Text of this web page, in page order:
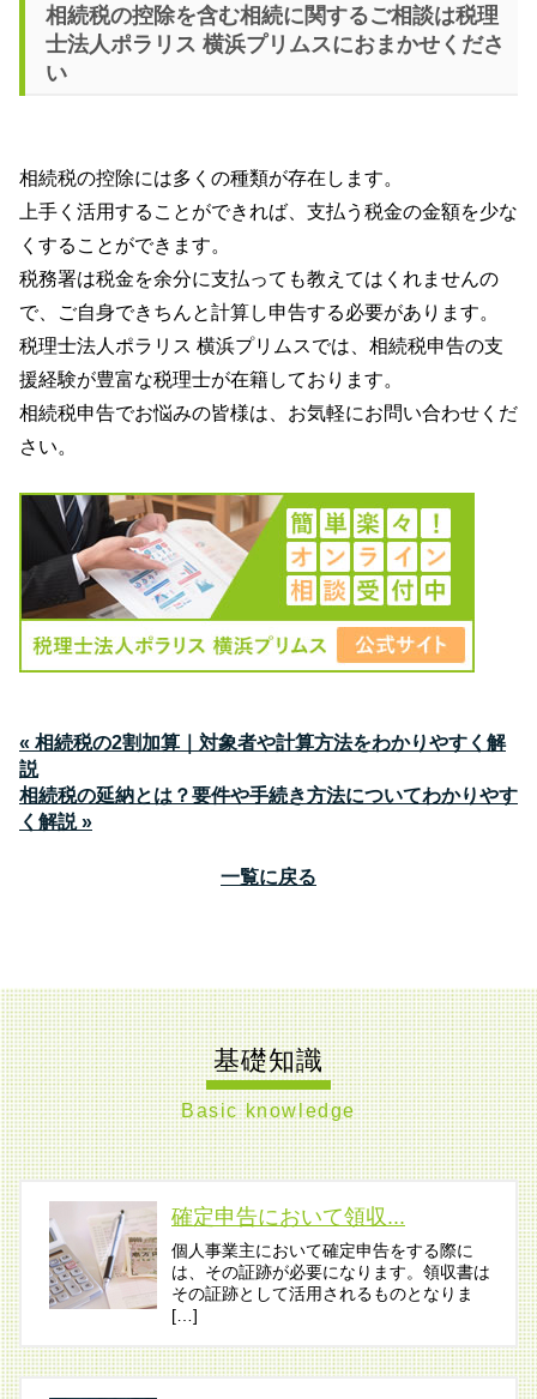
相続税の控除を含む相続に関するご相談は税理
士法人ポラリス 横浜プリムスにおまかせくださ
い
相続税の控除には多くの種類が存在します。
上手く活用することができれば、支払う税金の金額を少な
くすることができます。
税務署は税金を余分に支払っても教えてはくれませんの
で、ご自身できちんと計算し申告する必要があります。
税理士法人ポラリス 横浜プリムスでは、相続税申告の支
援経験が豊富な税理士が在籍しております。
相続税申告でお悩みの皆様は、お気軽にお問い合わせくだ
さい。
« 相続税の2割加算｜対象者や計算方法をわかりやすく解
説
相続税の延納とは？要件や手続き方法についてわかりやす
く解説 »
一覧に戻る
基礎知識
Basic knowledge
確定申告において領収...
個人事業主において確定申告をする際に
は、その証跡が必要になります。領収書は
その証跡として活用されるものとなりま
[…]